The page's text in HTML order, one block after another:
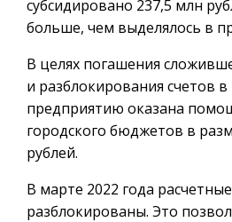
субсидировано 237,5 млн
больше, чем выделялось в
В целях погашения
и разблокирования счетов
предприятию оказана
городского бюджетов в
рублей.
В марте 2022 года
разблокированы. Это